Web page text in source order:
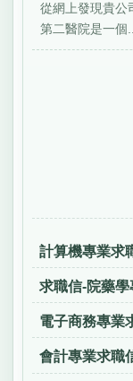
從網上發現貴公
第二醫院是一個...
計算機專業求
求職信-院藥學
電子商務專業
會計專業求職